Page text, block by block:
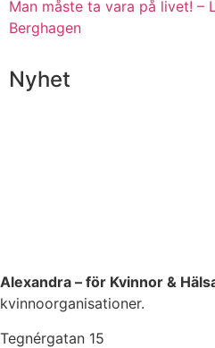
Man måste ta vara på livet! –
Berghagen
Nyhet
Alexandra – för Kvinnor &
kvinnoorganisationer.
Tegnérgatan 15